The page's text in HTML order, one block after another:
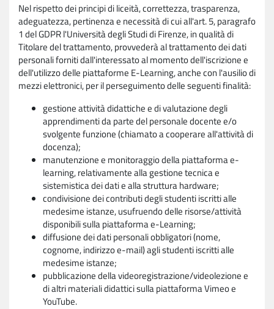
Nel rispetto dei principi di liceità, correttezza, trasparenza,
adeguatezza, pertinenza e necessità di cui all'art. 5, paragrafo
1 del GDPR l'Università degli Studi di Firenze, in qualità di
Titolare del trattamento, provvederà al trattamento dei dati
personali forniti dall'interessato al momento dell'iscrizione e
dell'utilizzo delle piattaforme E-Learning, anche con l'ausilio di
mezzi elettronici, per il perseguimento delle seguenti finalità:
gestione attività didattiche e di valutazione degli
apprendimenti da parte del personale docente e/o
svolgente funzione (chiamato a cooperare all'attività di
docenza);
manutenzione e monitoraggio della piattaforma e-
learning, relativamente alla gestione tecnica e
sistemistica dei dati e alla struttura hardware;
condivisione dei contributi degli studenti iscritti alle
medesime istanze, usufruendo delle risorse/attività
disponibili sulla piattaforma e-Learning;
diffusione dei dati personali obbligatori (nome,
cognome, indirizzo e-mail) agli studenti iscritti alle
medesime istanze;
pubblicazione della videoregistrazione/videolezione e
di altri materiali didattici sulla piattaforma Vimeo e
YouTube.